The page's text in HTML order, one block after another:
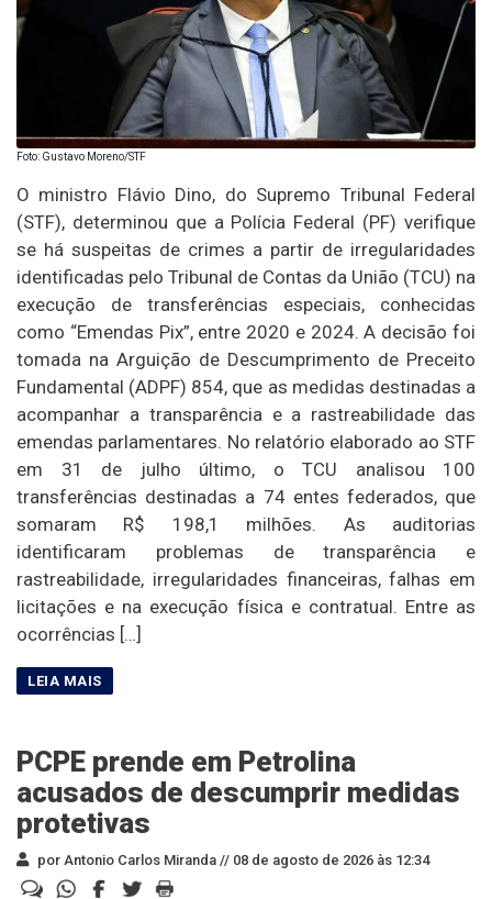
Foto: Gustavo Moreno/STF
O ministro Flávio Dino, do Supremo Tribunal Federal
(STF), determinou que a Polícia Federal (PF) verifique
se há suspeitas de crimes a partir de irregularidades
identificadas pelo Tribunal de Contas da União (TCU) na
execução de transferências especiais, conhecidas
como “Emendas Pix”, entre 2020 e 2024. A decisão foi
tomada na Arguição de Descumprimento de Preceito
Fundamental (ADPF) 854, que as medidas destinadas a
acompanhar a transparência e a rastreabilidade das
emendas parlamentares. No relatório elaborado ao STF
em 31 de julho último, o TCU analisou 100
transferências destinadas a 74 entes federados, que
somaram R$ 198,1 milhões. As auditorias
identificaram problemas de transparência e
rastreabilidade, irregularidades financeiras, falhas em
licitações e na execução física e contratual. Entre as
ocorrências […]
PCPE prende em Petrolina
acusados de descumprir medidas
protetivas
por Antonio Carlos Miranda // 08 de agosto de 2026 às 12:34